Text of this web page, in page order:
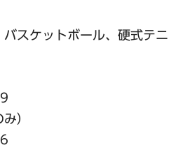
スケットボール、硬式テ
）